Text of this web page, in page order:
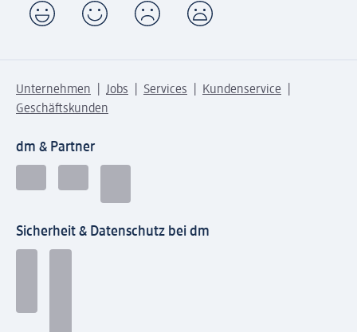
Unternehmen Jobs Services
Kundenservice
Geschäftskunden
dm & Partner
Sicherheit & Datenschutz bei dm